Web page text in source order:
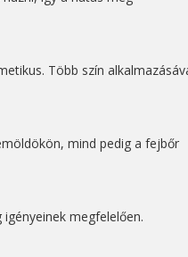
Több szín
mind pedig a fejbőr
megfelelően.